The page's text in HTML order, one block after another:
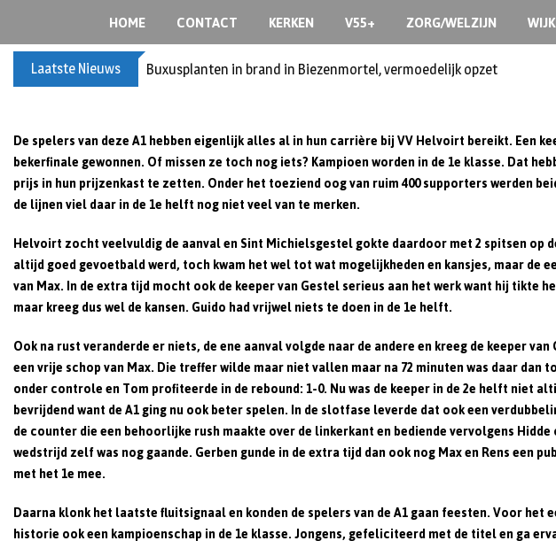
HOME CONTACT KERKEN V55+ ZORG/WELZIJN
Laatste Nieuws Spreidingswet asielzoekers: hoe zit dat?
De spelers van deze A1 hebben eigenlijk alles al in hun carrière bij VV Helvoirt bereikt. Een
bekerfinale gewonnen. Of missen ze toch nog iets? Kampioen worden in de 1e klasse. Dat
prijs in hun prijzenkast te zetten. Onder het toeziend oog van ruim 400 supporters werden
de lijnen viel daar in de 1e helft nog niet veel van te merken.
Helvoirt zocht veelvuldig de aanval en Sint Michielsgestel gokte daardoor met 2 spitsen
altijd goed gevoetbald werd, toch kwam het wel tot wat mogelijkheden en kansjes, maar de
van Max. In de extra tijd mocht ook de keeper van Gestel serieus aan het werk want hij
maar kreeg dus wel de kansen. Guido had vrijwel niets te doen in de 1e helft.
Ook na rust veranderde er niets, de ene aanval volgde naar de andere en kreeg de keeper
een vrije schop van Max. Die treffer wilde maar niet vallen maar na 72 minuten was daar
onder controle en Tom profiteerde in de rebound: 1-0. Nu was de keeper in de 2e helft
bevrijdend want de A1 ging nu ook beter spelen. In de slotfase leverde dat ook een
de counter die een behoorlijke rush maakte over de linkerkant en bediende vervolgens
wedstrijd zelf was nog gaande. Gerben gunde in de extra tijd dan ook nog Max en Rens een
met het 1e mee.
Daarna klonk het laatste fluitsignaal en konden de spelers van de A1 gaan feesten. Voor het
historie ook een kampioenschap in de 1e klasse. Jongens, gefeliciteerd met de titel en ga